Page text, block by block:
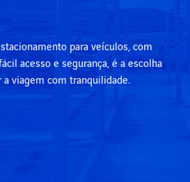
para veículos, com
acesso e segurança, é a escolha
a viagem com tranquilidade.